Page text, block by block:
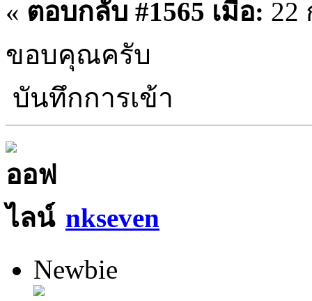
« ตอบกลับ #1565 เมื่อ: 22
ขอบคุณครับ
บันทึกการเข้า
nkseven
Newbie